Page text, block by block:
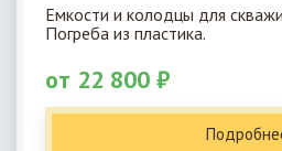
Емкости и колодцы для
Погреба из пластика.
от 22 800 ₽